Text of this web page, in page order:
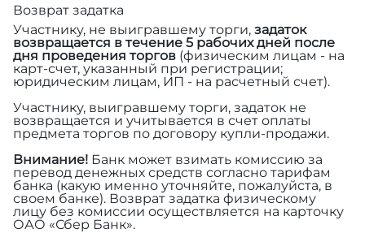
Возврат задатка
Участнику, не выигравшему торги, задаток
возвращается в течение 5 рабочих дней после
дня проведения торгов (физическим лицам - на
карт-счет, указанный при регистрации;
юридическим лицам, ИП - на расчетный счет).
Участнику, выигравшему торги, задаток не
возвращается и учитывается в счет оплаты
предмета торгов по договору купли-продажи.
Внимание! Банк может взимать комиссию за
перевод денежных средств согласно тарифам
банка (какую именно уточняйте, пожалуйста, в
своем банке). Возврат задатка физическому
лицу без комиссии осуществляется на карточку
ОАО «Сбер Банк».